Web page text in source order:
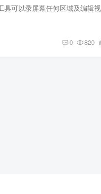
0 820